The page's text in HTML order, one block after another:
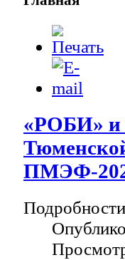
«РОБИ» и
ПМЭФ-
Подробности